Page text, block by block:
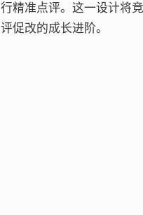
行精准点评。这一设计将
评促改的成长进阶。